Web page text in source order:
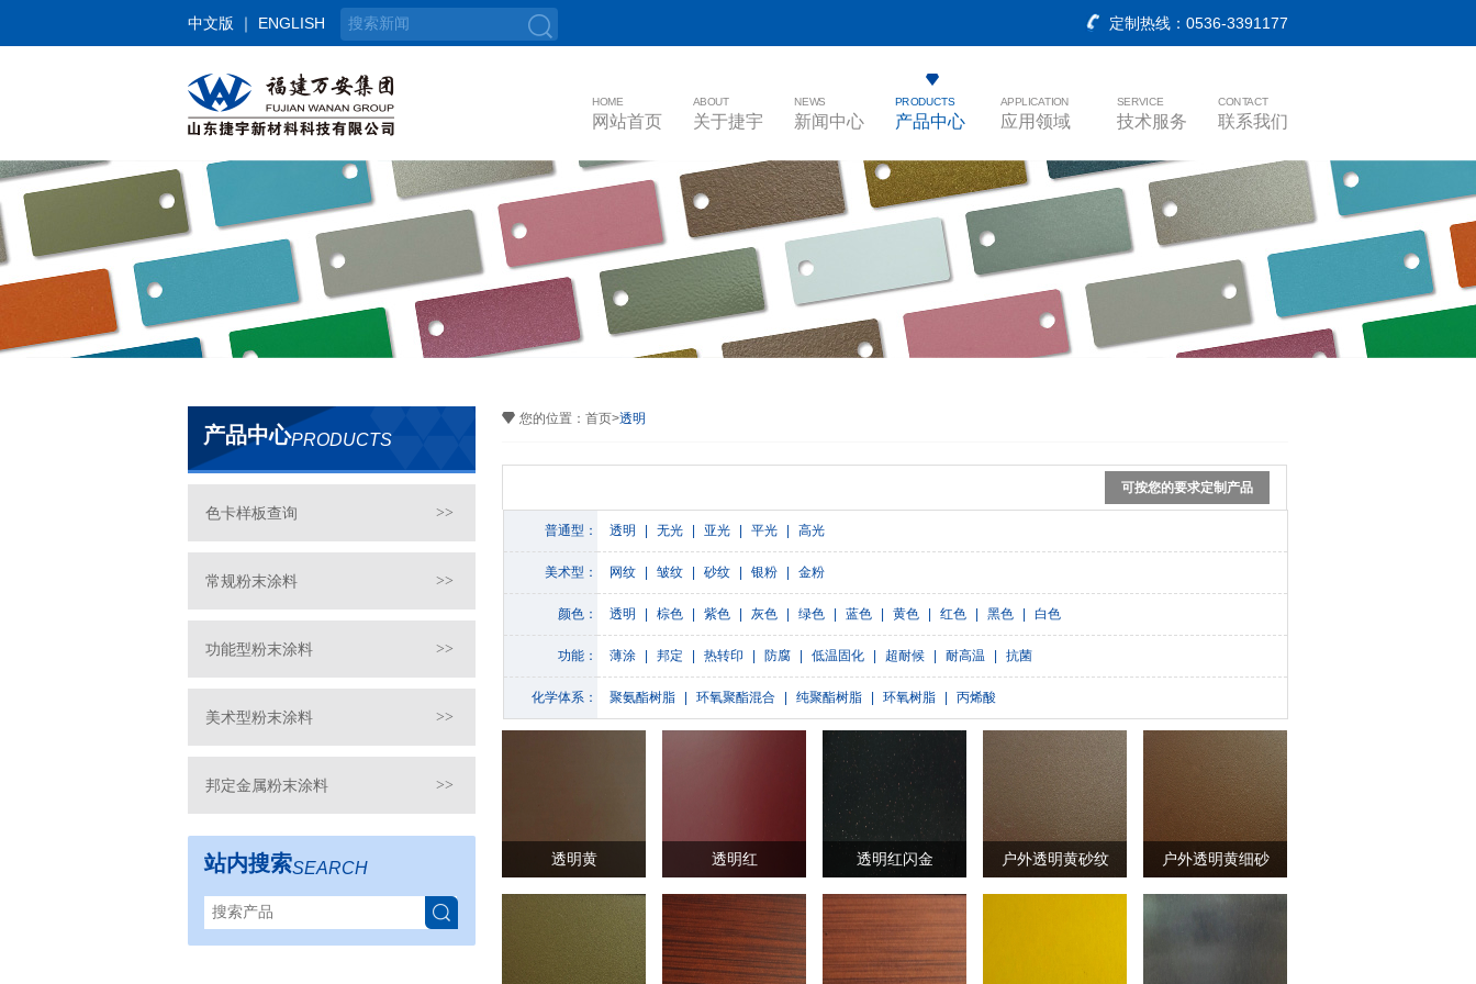
定制热线：0536-3391177
中文版 ｜ ENGLISH
HOME
网站首页
ABOUT
关于捷宇
NEWS
新闻中心
PRODUCTS
产品中心
APPLICATION
应用领域
SERVICE
技术服务
CONTACT
联系我们
产品中心PRODUCTS
>>
色卡样板查询
>>
常规粉末涂料
>>
功能型粉末涂料
>>
美术型粉末涂料
>>
邦定金属粉末涂料
站内搜索SEARCH
您的位置： 首页>透明
可按您的要求定制产品
普通型： 透明 无光 亚光 平光 高光
美术型： 网纹 皱纹 砂纹 银粉 金粉
颜色： 透明 棕色 紫色 灰色 绿色 蓝色 黄色 红色 黑色 白色
功能： 薄涂 邦定 热转印 防腐 低温固化 超耐候 耐高温 抗菌
化学体系： 聚氨酯树脂 环氧聚酯混合 纯聚酯树脂 环氧树脂 丙烯酸
透明黄 透明红 透明红闪金 户外透明黄砂纹 户外透明黄细砂